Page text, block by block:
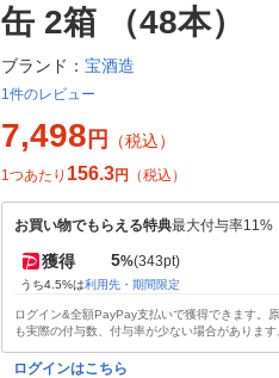
缶 2箱 （48本）
ブランド： 宝酒造
1件のレビュー
7,498 円 （税込）
1つあたり 156.3円 （税込）
お買い物でもらえる特典最大付与率11%
獲得 5%(343pt)
うち4.5%は利用先・期間限定
ログイン&全額PayPay支払いで獲得できます。
も実際の付与数、付与率が少ない場合がありま
ログインはこちら